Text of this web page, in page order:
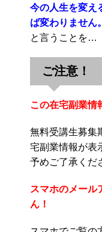
今の人生を変え
ば変わりません。
と言うことを…
ご注意！
この在宅副業情
無料受講生募集
宅副業情報が表
予めご了承くだ
スマホのメール
ん！